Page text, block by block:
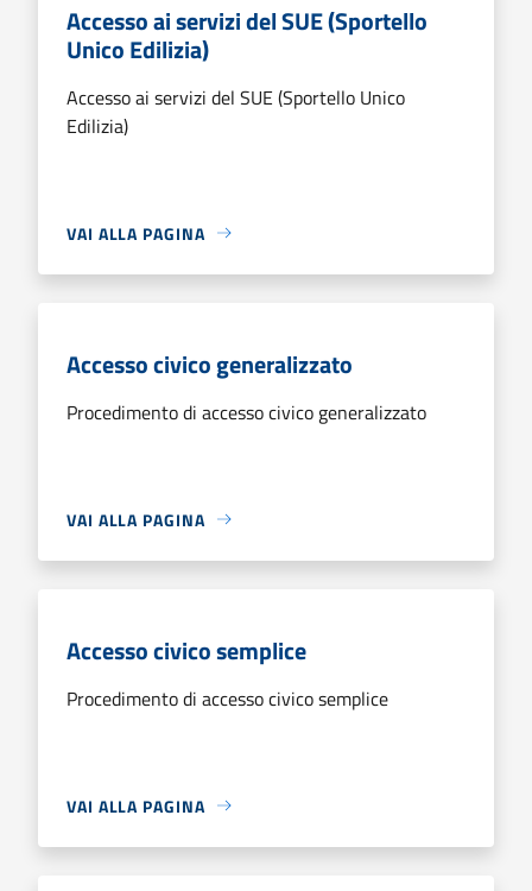
Accesso ai servizi del SUE (Sportello
Unico Edilizia)
Accesso ai servizi del SUE (Sportello Unico
Edilizia)
VAI ALLA PAGINA
Accesso civico generalizzato
Procedimento di accesso civico generalizzato
VAI ALLA PAGINA
Accesso civico semplice
Procedimento di accesso civico semplice
VAI ALLA PAGINA